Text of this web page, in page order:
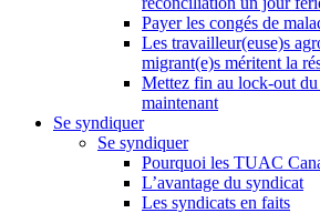
Payer les congés de
Les travailleur(euse)s
migrant(e)s méritent la
Mettez fin au lock-out
maintenant
Se syndiquer
Se syndiquer
Pourquoi les TUAC
L’avantage du syndicat
Les syndicats en faits